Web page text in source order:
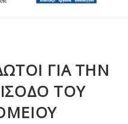
ΓΙΑ ΤΗΝ
ΤΟΥ